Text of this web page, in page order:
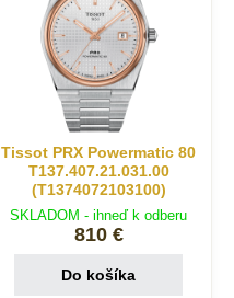
Tissot PRX Powermatic 80
T137.407.21.031.00
(T1374072103100)
SKLADOM - ihneď k odberu
810 €
Do košíka